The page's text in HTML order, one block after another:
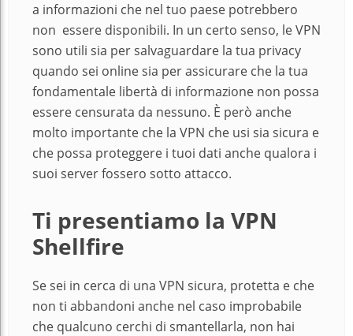
a informazioni che nel tuo paese potrebbero
non essere disponibili. In un certo senso, le VPN
sono utili sia per salvaguardare la tua privacy
quando sei online sia per assicurare che la tua
fondamentale libertà di informazione non possa
essere censurata da nessuno. È però anche
molto importante che la VPN che usi sia sicura e
che possa proteggere i tuoi dati anche qualora i
suoi server fossero sotto attacco.
Ti presentiamo la VPN
Shellfire
Se sei in cerca di una VPN sicura, protetta e che
non ti abbandoni anche nel caso improbabile
che qualcuno cerchi di smantellarla, non hai